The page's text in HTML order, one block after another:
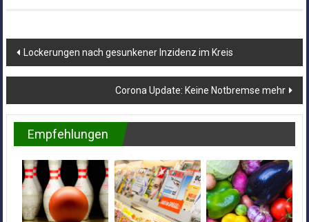
Beitragsnavigation
Lockerungen nach gesunkener Inzidenz im Kreis
Corona Update: Keine Notbremse mehr
Empfehlungen